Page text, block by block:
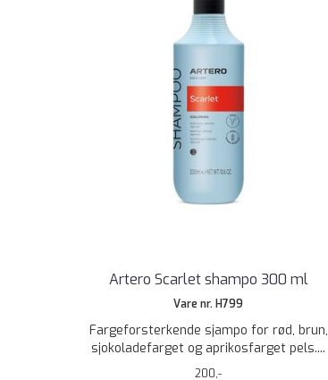
Artero Scarlet shampo 300 ml
Vare nr. H799
Fargeforsterkende sjampo for rød, brun,
sjokoladefarget og aprikosfarget pels....
200,-